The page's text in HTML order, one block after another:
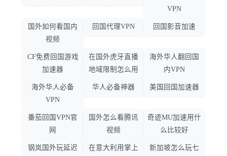
VPN
国外如何看国内
视频
回国代理VPN 回国影音加速
CF免费回国游戏
加速器
在国外虎牙直播
地域限制怎么用
海外华人翻回国
内VPN
海外华人必备
VPN
华人必备神器 美国回国加速器
番茄回国VPN官
网
国外怎么看腾讯
视频
奇迹MU加速用什
么比较好
钢岚国外玩延迟
在意大利用掌上
新加坡怎么玩七